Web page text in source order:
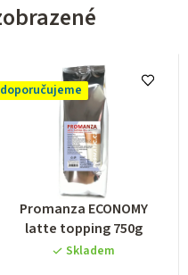
doporučujeme
Priemerné
hodnotenie
produktu
Promanza ECONOMY
latte topping 750g
Skladem